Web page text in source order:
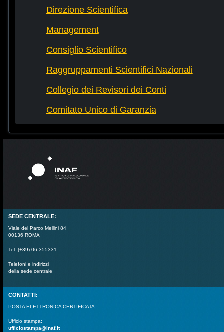
Direzione Scientifica
Management
Consiglio Scientifico
Raggruppamenti Scientifici Nazionali
Collegio dei Revisori dei Conti
Comitato Unico di Garanzia
SEDE CENTRALE:
Viale del Parco Mellini 84
00136 ROMA
Tel. (+39) 06 355331
Telefoni e indirizzi
della sede centrale
CONTATTI:
POSTA ELETTRONICA CERTIFICATA
Ufficio stampa:
ufficiostampa@inaf.it